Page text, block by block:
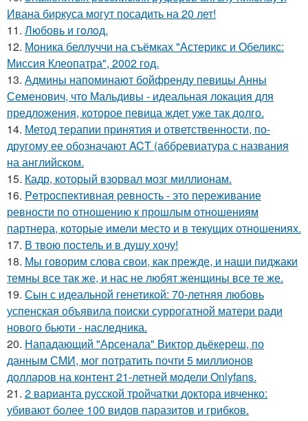
Ивана биркуса могут посадить на 20 лет!
11. Любовь и гoлoд.
12. Моника беллуччи на съёмках "Астерикс и Обеликс:
Миссия Клеопатра", 2002 год.
13. Админы напоминают бойфренду певицы Анны
Семенович, что Мальдивы - идеальная локация для
предложения, которое певица ждет уже так долго.
14. Метод терапии принятия и ответственности, по-
другому ее обозначают ACT (аббревиатура с названия
на английском.
15. Кадр, который взорвал мозг миллионам.
16. Peтроспективная ревность - это переживание
ревности по отношению к прошлым отношениям
партнера, которые имели место и в текущих отношениях.
17. В твою постель и в душу хочу!
18. Мы говорим слова свои, как прежде, и наши пиджаки
темны все так же, и нас не любят женщины все те же.
19. Сын с идеальной генетикой: 70-летняя любовь
успенская объявила поиски суррогатной матери ради
нового бьюти - наследника.
20. Нападающий "Арсенала" Виктор дьёкереш, по
данным СМИ, мог потратить почти 5 миллионов
долларов на контент 21-летней модели Onlyfans.
21. 2 варианта русской тройчатки доктора ивченко:
убивают более 100 видов паразитов и грибков.